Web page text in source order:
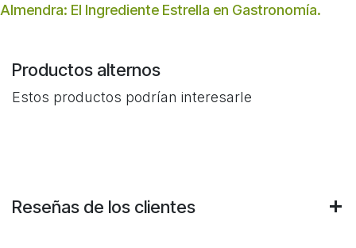
Almendra: El Ingrediente Estrella en Gastronomía.
Productos alternos
Estos productos podrían interesarle
Reseñas de los clientes